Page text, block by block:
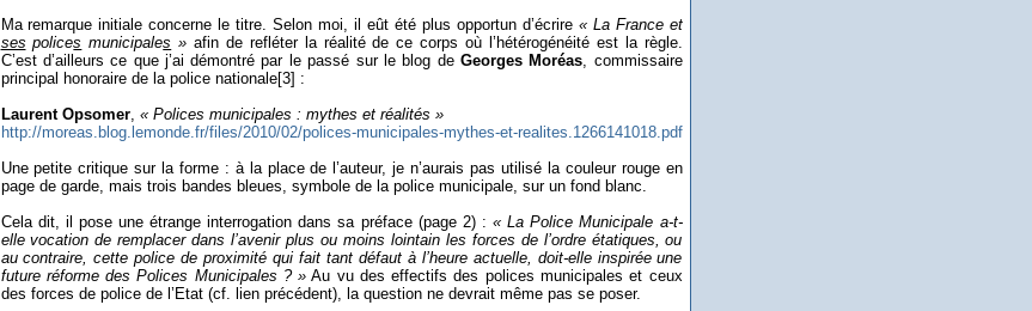
Ma remarque initiale concerne le titre. Selon moi, il eût été plus opportun d’écrire « La France et
ses polices municipales » afin de refléter la réalité de ce corps où l’hétérogénéité est la règle.
C’est d’ailleurs ce que j’ai démontré par le passé sur le blog de Georges Moréas, commissaire
principal honoraire de la police nationale[3] :
Laurent Opsomer, « Polices municipales : mythes et réalités »
http://moreas.blog.lemonde.fr/files/2010/02/polices-municipales-mythes-et-realites.1266141018.pdf
Une petite critique sur la forme : à la place de l’auteur, je n’aurais pas utilisé la couleur rouge en
page de garde, mais trois bandes bleues, symbole de la police municipale, sur un fond blanc.
Cela dit, il pose une étrange interrogation dans sa préface (page 2) :« La Police Municipale a-t-
elle vocation de remplacer dans l’avenir plus ou moins lointain les forces de l’ordre étatiques, ou
au contraire, cette police de proximité qui fait tant défaut à l’heure actuelle, doit-elle inspirée une
future réforme des Polices Municipales ? » Au vu des effectifs des polices municipales et ceux
des forces de police de l’Etat (cf. lien précédent), la question ne devrait même pas se poser.